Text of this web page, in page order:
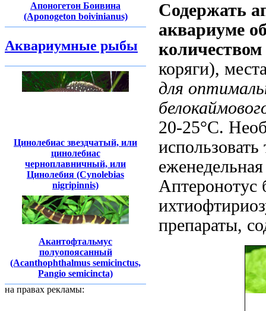
Апоногетон Боивина
(Aponogeton boivinianus)
Аквариумные рыбы
Цинолебиас звездчатый, или
цинолебиас
черноплавничный, или
Цинолебия (Cynolebias
nigripinnis)
Акантофтальмус
полуопоясанный
(Acanthophthalmus semicinctus,
Pangio semicincta)
на правах рекламы:
Содержать
аквариуме
коряги),
для
20-25°С.
Аптеронотус
препараты,